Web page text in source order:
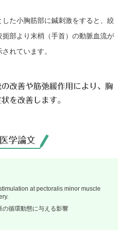
た小胸筋部に鍼刺激をすると、絞
部より末梢（手首）の動脈血流が
れています。
改善や筋弛緩作用により、胸
を改善します。
学論文
at pectoralis minor muscle
循環動態に与える影響